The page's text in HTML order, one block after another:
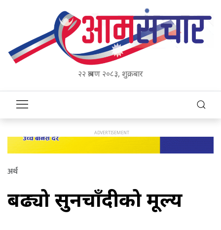
२२ श्रावण २०८३, शुक्रबार
अर्थ
बढ्यो सुनचाँदीको मूल्य